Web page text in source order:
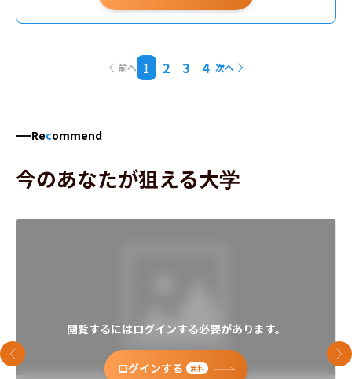
前へ 1 2 3 4 次へ
Recommend
今のあなたが狙える大学
閲覧するにはログインする必要があります。
ログインする 無料
前のスライド 次